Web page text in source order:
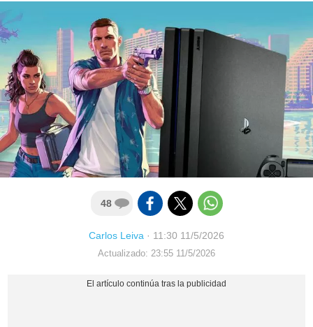
48
Carlos Leiva · 11:30 11/5/2026
Actualizado: 23:55 11/5/2026